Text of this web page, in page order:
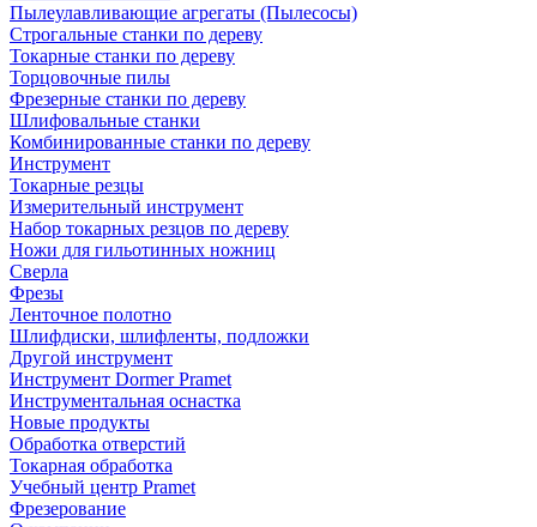
Пылеулавливающие агрегаты (Пылесосы)
Строгальные станки по дереву
Токарные станки по дереву
Торцовочные пилы
Фрезерные станки по дереву
Шлифовальные станки
Комбинированные станки по дереву
Инструмент
Токарные резцы
Измерительный инструмент
Набор токарных резцов по дереву
Ножи для гильотинных ножниц
Сверла
Фрезы
Ленточное полотно
Шлифдиски, шлифленты, подложки
Другой инструмент
Инструмент Dormer Pramet
Инструментальная оснастка
Новые продукты
Обработка отверстий
Токарная обработка
Учебный центр Pramet
Фрезерование